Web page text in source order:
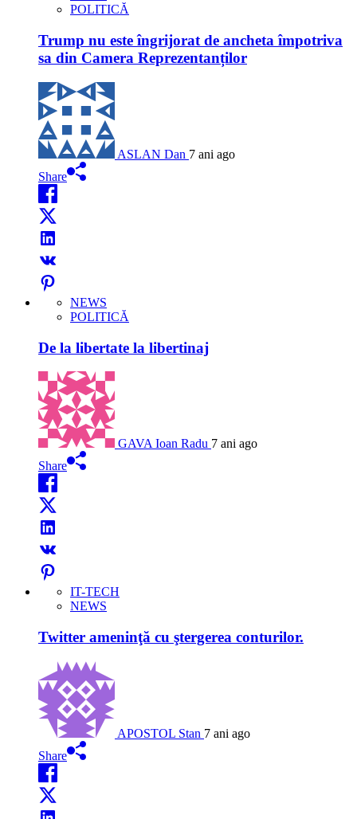
POLITICĂ
Trump nu este îngrijorat de ancheta împotriva
sa din Camera Reprezentanților
ASLAN Dan 7 ani ago
Share
NEWS
POLITICĂ
De la libertate la libertinaj
GAVA Ioan Radu 7 ani ago
Share
IT-TECH
NEWS
Twitter ameninţă cu ştergerea conturilor.
APOSTOL Stan 7 ani ago
Share